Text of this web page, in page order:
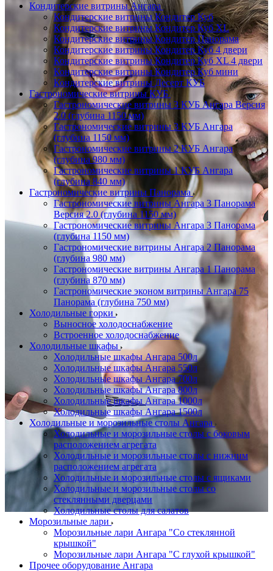
Кондитерские витрины Ангара
Кондитерские витрины Кондитер Куб
Кондитерские витрины Кондитер Куб XL
Кондитерские витрины Кондитер Панорама
Кондитерские витрины Кондитер Куб 4 двери
Кондитерские витрины Кондитер Куб XL 4 двери
Кондитерские витрины Кондитер Куб мини
Кондитерские витрины Десерт КУБ
Гастрономические витрины КУБ
Гастрономические витрины 3 КУБ Ангара Версия
2.0 (глубина 1150 мм)
Гастрономические витрины 3 КУБ Ангара
(глубина 1150 мм)
Гастрономические витрины 2 КУБ Ангара
(глубина 980 мм)
Гастрономические витрины 1 КУБ Ангара
(глубина 840 мм)
Гастрономические витрины Панорама
Гастрономические витрины Ангара 3 Панорама
Версия 2.0 (глубина 1150 мм)
Гастрономические витрины Ангара 3 Панорама
(глубина 1150 мм)
Гастрономические витрины Ангара 2 Панорама
(глубина 980 мм)
Гастрономические витрины Ангара 1 Панорама
(глубина 870 мм)
Гастрономические эконом витрины Ангара 75
Панорама (глубина 750 мм)
Холодильные горки
Выносное холодоснабжение
Встроенное холодоснабжение
Холодильные шкафы
Холодильные шкафы Ангара 500л
Холодильные шкафы Ангара 550л
Холодильные шкафы Ангара 700л
Холодильные шкафы Ангара 800л
Холодильные шкафы Ангара 1000л
Холодильные шкафы Ангара 1500л
Холодильные и морозильные столы Ангара
Холодильные и морозильные столы с боковым
расположением агрегата
Холодильные и морозильные столы с нижним
расположением агрегата
Холодильные и морозильные столы с ящиками
Холодильные и морозильные столы со
стеклянными дверцами
Холодильные столы для салатов
Морозильные лари
Морозильные лари Ангара "Со стеклянной
крышкой"
Морозильные лари Ангара "С глухой крышкой"
Прочее оборудование Ангара